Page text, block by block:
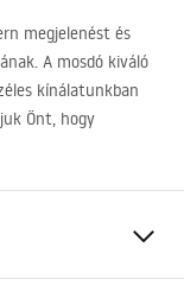
megjelenést és
A mosdó kiváló
kínálatunkban
Önt, hogy